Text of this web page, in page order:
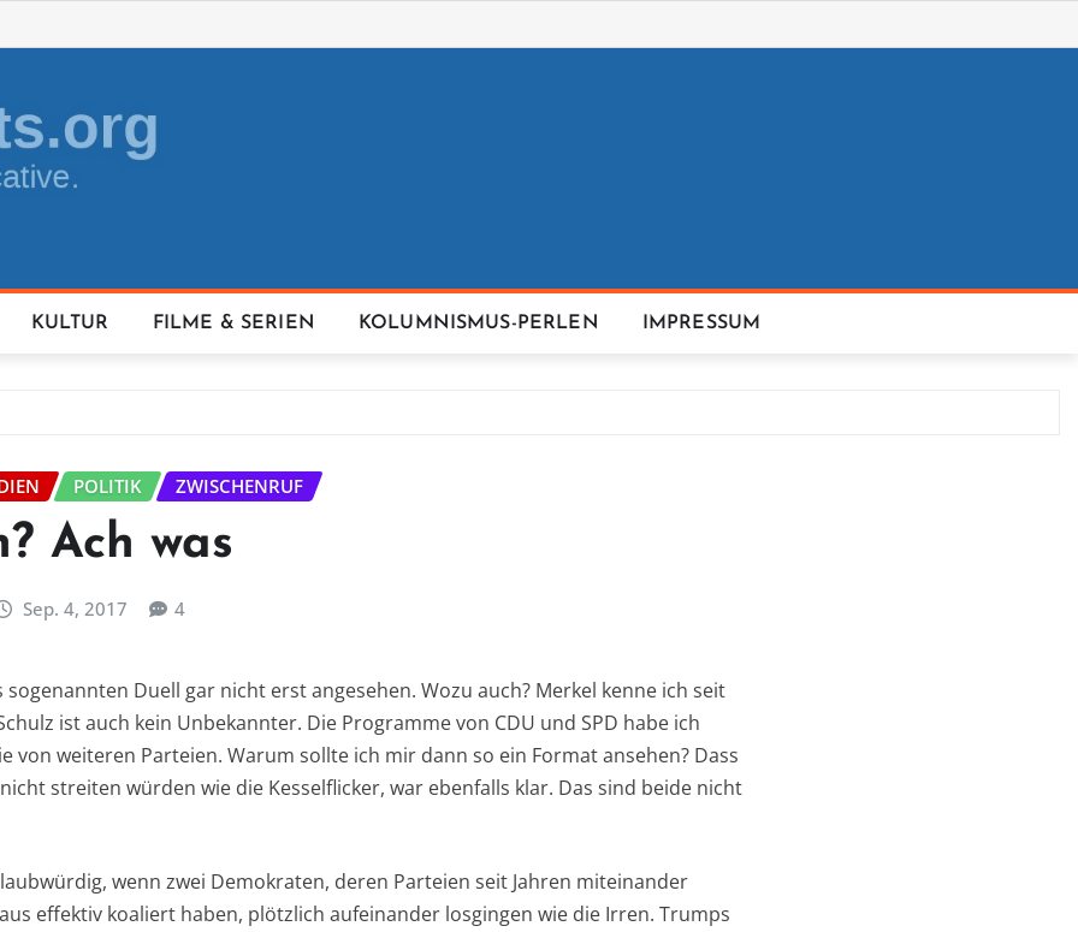
KULTUR FILME & SERIEN KOLUMNISMUS-PERLEN IMPRESSUM
POLITIK ZWISCHENRUF
Ach was
Sep. 4, 2017 4
Duell gar nicht erst angesehen. Wozu auch? Merkel kenne ich seit
ist auch kein Unbekannter. Die Programme von CDU und SPD habe ich
von weiteren Parteien. Warum sollte ich mir dann so ein Format ansehen? Dass
streiten würden wie die Kesselflicker, war ebenfalls klar. Das sind beide nicht
wenn zwei Demokraten, deren Parteien seit Jahren miteinander
effektiv koaliert haben, plötzlich aufeinander losgingen wie die Irren. Trumps